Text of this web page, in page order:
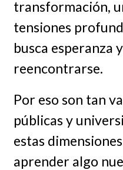
transformación,
tensiones
busca esperanza
reencontrarse.
Por eso son tan
públicas y
estas
aprender algo